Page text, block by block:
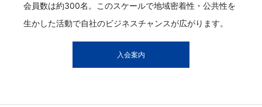
会員数は約300名。このスケールで地域密着性・公共性を
生かした活動で自社のビジネスチャンスが広がります。
入会案内